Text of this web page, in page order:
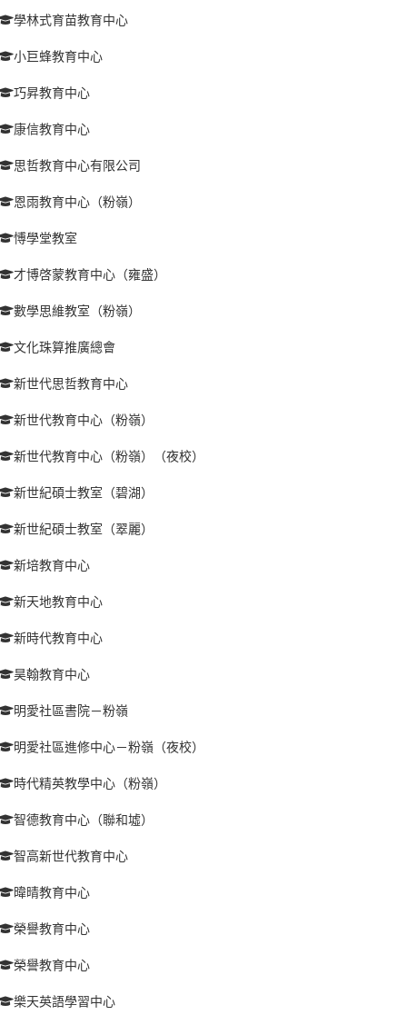
學林式育苗教育中心
小巨蜂教育中心
巧昇教育中心
康信教育中心
思哲教育中心有限公司
恩雨教育中心（粉嶺）
愽學堂教室
才博啓蒙教育中心（雍盛）
數學思維教室（粉嶺）
文化珠算推廣總會
新世代思哲教育中心
新世代教育中心（粉嶺）
新世代教育中心（粉嶺）（夜校）
新世紀碩士教室（碧湖）
新世紀碩士教室（翠麗）
新培教育中心
新天地教育中心
新時代教育中心
昊翰教育中心
明愛社區書院－粉嶺
明愛社區進修中心－粉嶺（夜校）
時代精英教學中心（粉嶺）
智德教育中心（聯和墟）
智高新世代教育中心
暐晴教育中心
榮譽教育中心
榮譽教育中心
樂天英語學習中心